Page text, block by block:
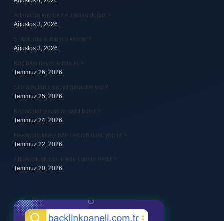
Adana’da kuyruk ne zaman doğar ?
Ağustos 3, 2026
5. Kolordu komutanı kimdir ?
Ağustos 3, 2026
Koç başı neyin sembolü ?
Temmuz 26, 2026
Sıfır araçların kaç yıl garantisi var ?
Temmuz 25, 2026
Karıncalar yuvasını nasıl bulur ?
Temmuz 24, 2026
Hesap makinesinde iskonto nasıl yapılır ?
Temmuz 22, 2026
Ahlaki oluşturan 4 temel unsur nedir ?
Temmuz 20, 2026